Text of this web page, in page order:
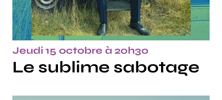
Jeudi 15 octobre à 20h30
Le sublime sabotage